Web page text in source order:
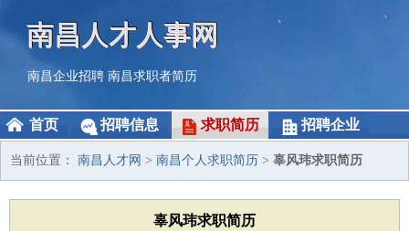
南昌人才人事网
南昌企业招聘 南昌求职者简历
首页 招聘信息 求职简历 招聘企业
当前位置： 南昌人才网 > 南昌个人求职简历 > 辜风玮求职简历
辜风玮求职简历